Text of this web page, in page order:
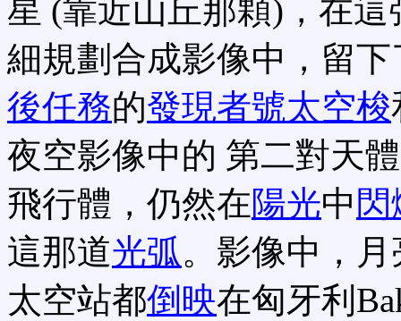
星 (靠近山丘那顆)，在
細規劃合成影像中，留
後任務的發現者號太空梭
夜空影像中的 第二對天
飛行體，仍然在陽光中
這那道光弧。影像中，
太空站都倒映在匈牙利